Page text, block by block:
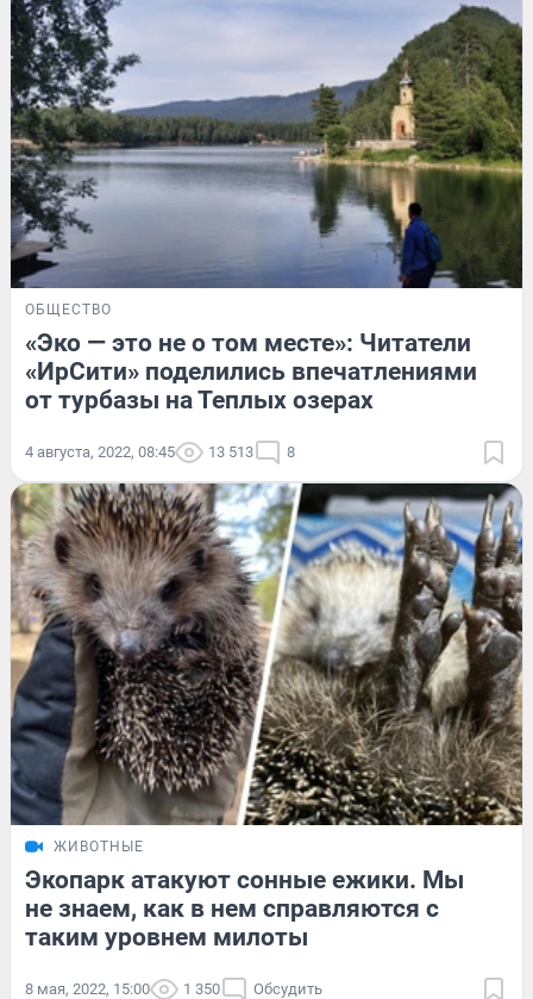
ОБЩЕСТВО
«Эко — это не о том месте»: Читатели
«ИрСити» поделились впечатлениями
от турбазы на Теплых озерах
4 августа, 2022, 08:45 13 513 8
ЖИВОТНЫЕ
Экопарк атакуют сонные ежики. Мы
не знаем, как в нем справляются с
таким уровнем милоты
8 мая, 2022, 15:00 1 350 Обсудить